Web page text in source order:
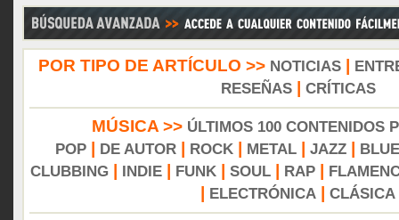
POR TIPO DE ARTÍCULO >> NOTICIAS|
RESEÑAS| CRÍTICAS
MÚSICA >> ÚLTIMOS 100 CONTENIDOS
POP
DE AUTOR ROCK METAL JAZZ
CLUBBING
INDIE FUNK SOUL RAP
ELECTRÓNICA CLÁSICA